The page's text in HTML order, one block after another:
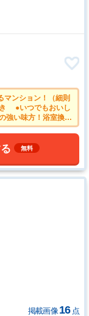
マンション！（細則
●いつでもおいし
強い味方！浴室換気
追焚き機能付きな
無料
掲載画像 16 点